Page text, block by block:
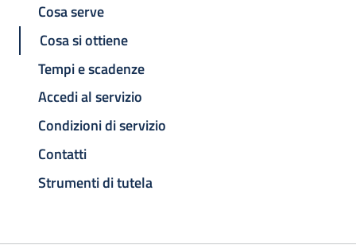
Cosa serve
Cosa si ottiene
Tempi e scadenze
Accedi al servizio
Condizioni di servizio
Contatti
Strumenti di tutela